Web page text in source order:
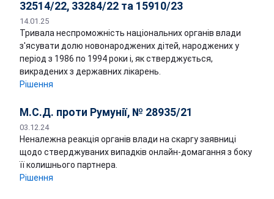
32514/22, 33284/22 та 15910/23
14.01.25
Тривала неспроможність національних органів влади
з'ясувати долю новонароджених дітей, народжених у
період з 1986 по 1994 роки і, як стверджується,
викрадених з державних лікарень.
Рішення
М.С.Д. проти Румунії, № 28935/21
03.12.24
Неналежна реакція органів влади на скаргу заявниці
щодо стверджуваних випадків онлайн-домагання з боку
її колишнього партнера.
Рішення